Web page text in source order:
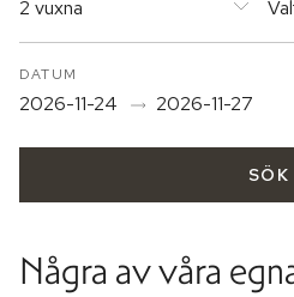
DATUM
2026-11-24 2026-11-27
2 vuxna
SÖK
Några av våra